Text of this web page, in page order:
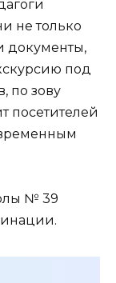
не только
документы,
под
по зову
посетителей
№ 39